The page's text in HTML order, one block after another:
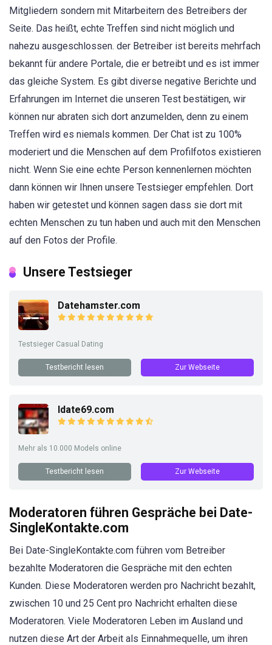
Mitgliedern sondern mit Mitarbeitern des Betreibers der
Seite. Das heißt, echte Treffen sind nicht möglich und
nahezu ausgeschlossen. der Betreiber ist bereits mehrfach
bekannt für andere Portale, die er betreibt und es ist immer
das gleiche System. Es gibt diverse negative Berichte und
Erfahrungen im Internet die unseren Test bestätigen, wir
können nur abraten sich dort anzumelden, denn zu einem
Treffen wird es niemals kommen. Der Chat ist zu 100%
moderiert und die Menschen auf dem Profilfotos existieren
nicht. Wenn Sie eine echte Person kennenlernen möchten
dann können wir Ihnen unsere Testsieger empfehlen. Dort
haben wir getestet und können sagen dass sie dort mit
echten Menschen zu tun haben und auch mit den Menschen
auf den Fotos der Profile.
Unsere Testsieger
Datehamster.com
Testsieger Casual Dating
Testbericht lesen Zur Webseite
Idate69.com
Mehr als 10.000 Models online
Testbericht lesen Zur Webseite
Moderatoren führen Gespräche bei Date-
SingleKontakte.com
Bei Date-SingleKontakte.com führen vom Betreiber
bezahlte Moderatoren die Gespräche mit den echten
Kunden. Diese Moderatoren werden pro Nachricht bezahlt,
zwischen 10 und 25 Cent pro Nachricht erhalten diese
Moderatoren. Viele Moderatoren Leben im Ausland und
nutzen diese Art der Arbeit als Einnahmequelle, um ihren